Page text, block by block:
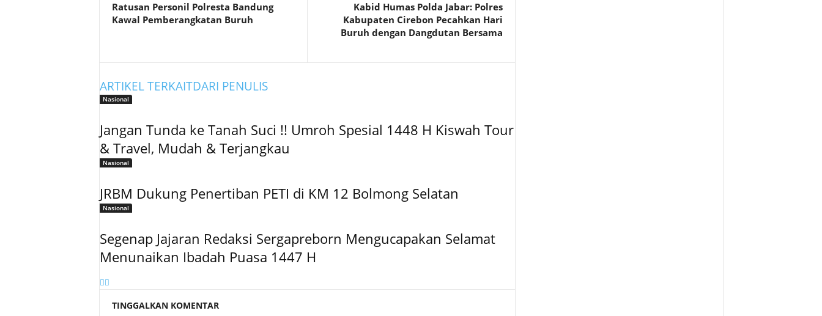
Ratusan Personil Polresta Bandung
Kawal Pemberangkatan Buruh
Kabid Humas Polda Jabar: Polres
Kabupaten Cirebon Pecahkan Hari
Buruh dengan Dangdutan Bersama
ARTIKEL TERKAITDARI PENULIS
Nasional
Jangan Tunda ke Tanah Suci !! Umroh Spesial 1448 H Kiswah Tour
& Travel, Mudah & Terjangkau
Nasional
JRBM Dukung Penertiban PETI di KM 12 Bolmong Selatan
Nasional
Segenap Jajaran Redaksi Sergapreborn Mengucapakan Selamat
Menunaikan Ibadah Puasa 1447 H
TINGGALKAN KOMENTAR